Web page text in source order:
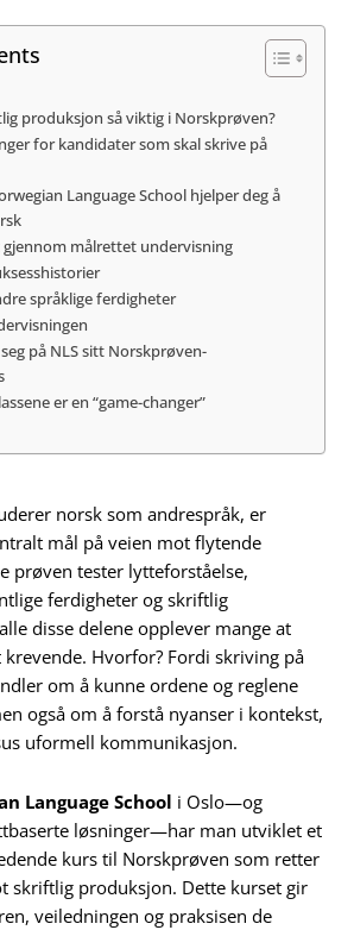
produksjon så viktig i Norskprøven?
for kandidater som skal skrive på
Language School hjelper deg å
gjennom målrettet undervisning
språklige ferdigheter
på NLS sitt Norskprøven-
er en “game-changer”
norsk som andrespråk, er
mål på veien mot flytende
prøven tester lytteforståelse,
ferdigheter og skriftlig
disse delene opplever mange at
Hvorfor? Fordi skriving på
om å kunne ordene og reglene
også om å forstå nyanser i kontekst,
uformell kommunikasjon.
Language School i Oslo—og
løsninger—har man utviklet et
kurs til Norskprøven som retter
skriftlig produksjon. Dette kurset gir
veiledningen og praksisen de